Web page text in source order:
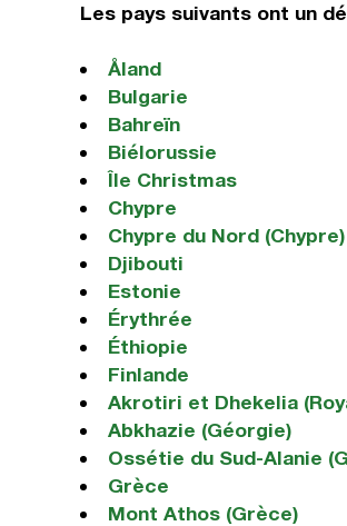
Les pays suivants ont un
Åland
Bulgarie
Bahreïn
Biélorussie
Île Christmas
Chypre
Chypre du Nord (Chypre)
Djibouti
Estonie
Érythrée
Éthiopie
Finlande
Akrotiri et Dhekelia
Abkhazie (Géorgie)
Ossétie du Sud-Alanie
Grèce
Mont Athos (Grèce)